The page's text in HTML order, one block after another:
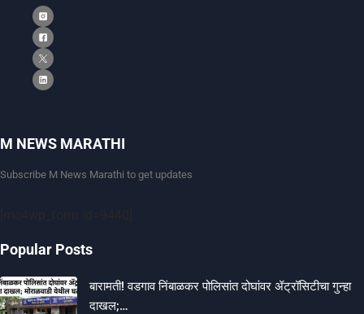
M NEWS MARATHI
Subscribe M News Marathi to get updates
Popular Posts
बारामती! वडगाव निंबाळकर पोलिसांत दोघांवर ॲट्रॉसिटीचा गुन्हा
दाखल;…